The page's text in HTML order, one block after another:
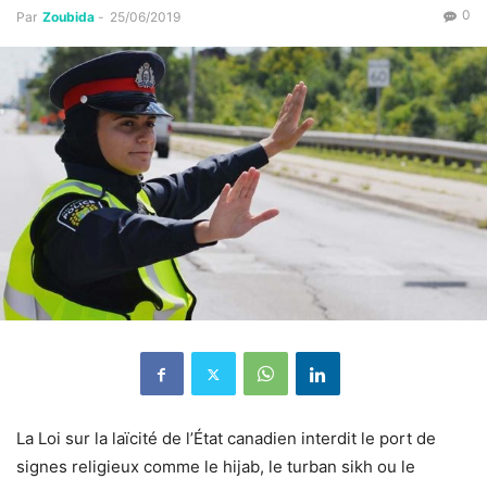
Par Zoubida - 25/06/2019 0
La Loi sur la laïcité de l’État canadien interdit le port de
signes religieux comme le hijab, le turban sikh ou le